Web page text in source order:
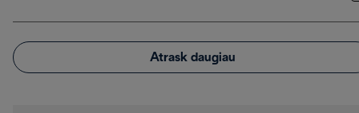
Atrask daugiau